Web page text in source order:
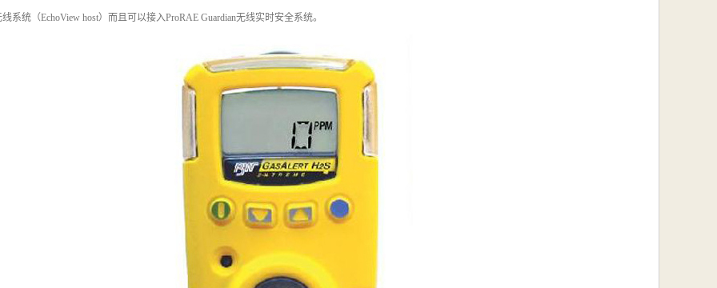
系统（EchoView host）而且可以接入ProRAE Guardian无线实时安全系统。